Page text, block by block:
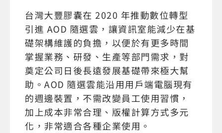
台灣大豐膠囊在 2020 年推動數位轉型
引進 AOD 隨選雲，讓資訊室能減少在基
礎架構維護的負擔，以便於有更多時間
掌握業務、研發、生產等部門需求，對
奠定公司日後長遠發展基礎帶來極大幫
助。AOD 隨選雲能沿用用戶端電腦現有
的週邊裝置，不需改變員工使用習慣，
加上成本非常合理、版權計算方式多元
化，非常適合各種企業使用。